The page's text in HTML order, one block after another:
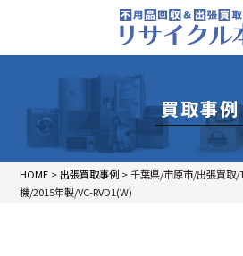
買取事例
HOME > 出張買取事例 >千葉県/市原市/出張買取
機/2015年製/VC-RVD1(W)